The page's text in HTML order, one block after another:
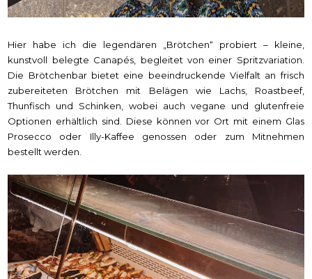
Hier habe ich die legendären „Brötchen“ probiert – kleine,
kunstvoll belegte Canapés, begleitet von einer Spritzvariation.
Die Brötchenbar bietet eine beeindruckende Vielfalt an frisch
zubereiteten Brötchen mit Belägen wie Lachs, Roastbeef,
Thunfisch und Schinken, wobei auch vegane und glutenfreie
Optionen erhältlich sind. Diese können vor Ort mit einem Glas
Prosecco oder Illy-Kaffee genossen oder zum Mitnehmen
bestellt werden.